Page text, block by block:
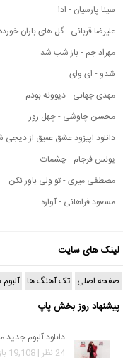
سینا پارسیان - ادا
علیرضا قربانی - گل های باران خورده
مهراد جم - باز شب شد
شدو - ای وای
مهدی جهانی - دیوونه بودم
محسن چاوشی - چهل روز
دانلود اپیزود عشق عمیق از دیجی
یونس فرجام - چشمات
مصطفی میری - تو ولی باور نکن
مسعود فراهانی - آواره
لینک های سایت
صفحه اصلی تک آهنگ ها آلبوم
پیشنهاد روز بخش پاپ
دانلود آلبوم
24 نظر | 19,108 بازدید